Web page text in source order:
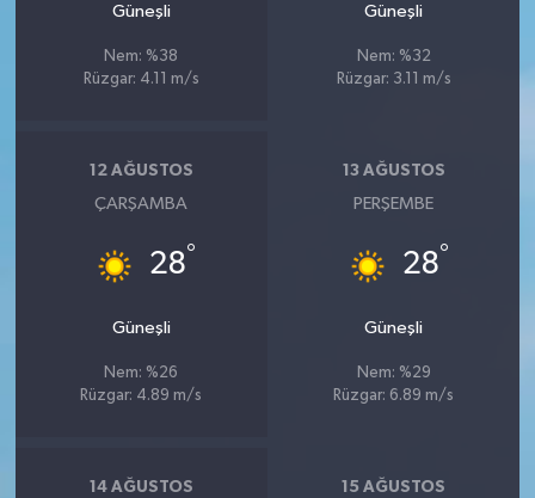
Güneşli
Nem: %38
Rüzgar: 4.11 m/s
Güneşli
Nem: %32
Rüzgar: 3.11 m/s
12 AĞUSTOS
ÇARŞAMBA
28°
Güneşli
Nem: %26
Rüzgar: 4.89 m/s
13 AĞUSTOS
PERŞEMBE
28°
Güneşli
Nem: %29
Rüzgar: 6.89 m/s
14 AĞUSTOS 15 AĞUSTOS